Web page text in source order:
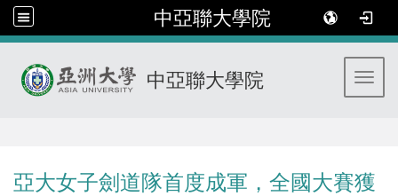
中亞聯大學院
中亞聯大學院
亞大女子劍道隊首度成軍，全國大賽獲